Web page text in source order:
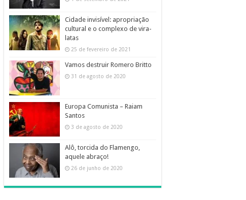
Cidade invisível: apropriação
cultural e o complexo de vira-
latas
25 de fevereiro de 2021
Vamos destruir Romero Britto
31 de agosto de 2020
Europa Comunista – Raiam
Santos
3 de agosto de 2020
Alô, torcida do Flamengo,
aquele abraço!
26 de junho de 2020